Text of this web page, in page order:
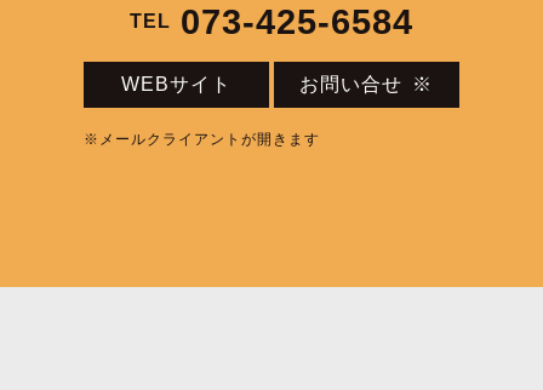
TEL 073-425-6584
WEBサイト お問い合せ ※
※メールクライアントが開きます